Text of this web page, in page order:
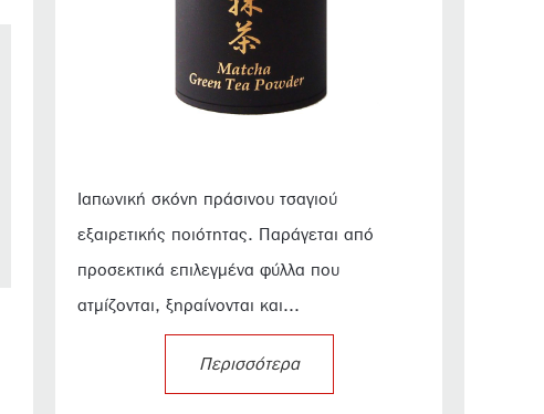
Ιαπωνική σκόνη πράσινου τσαγιού
εξαιρετικής ποιότητας. Παράγεται από
προσεκτικά επιλεγμένα φύλλα που
ατμίζονται, ξηραίνονται και...
Περισσότερα